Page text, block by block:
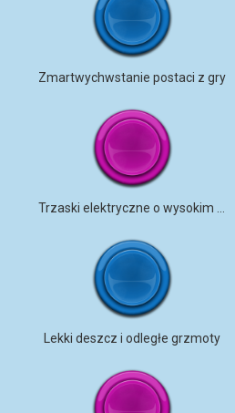
Zmartwychwstanie postaci z gry
Lekki deszcz i odległe grzmoty